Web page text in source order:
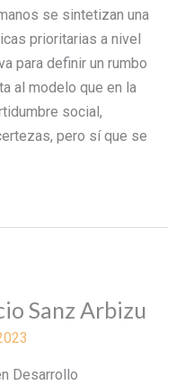
se sintetizan una
prioritarias a nivel
para definir un rumbo
al modelo que en la
social,
pero sí que se
Sanz Arbizu
Desarrollo